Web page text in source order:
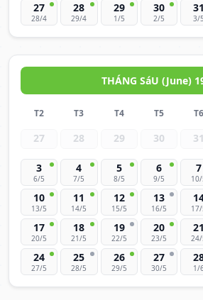
27
28/4
28
29/4
29
1/5
30
2/5
31
3/5
THÁNG SáU (June)
T2 T3 T4 T5 T6
27 28 29 30 31
3
6/5
4
7/5
5
8/5
6
9/5
7
10
13/5
11
14/5
12
15/5
13
16/5
17
20/5
18
21/5
19
22/5
20
23/5
21
24
27/5
25
28/5
26
29/5
27
30/5 1/